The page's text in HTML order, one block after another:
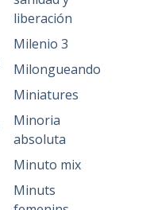
liberación
Milenio 3
Milongueando
Miniatures
Minoria
absoluta
Minuto mix
Minuts